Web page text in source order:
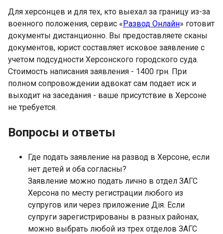
Для херсонцев и для тех, кто выехал за границу из-за
военного положения, сервис «Развод Онлайн» готовит
документы дистанционно. Вы предоставляете сканы
документов, юрист составляет исковое заявление с
учетом подсудности Херсонского городского суда.
Стоимость написания заявления - 1400 грн. При
полном сопровождении адвокат сам подает иск и
выходит на заседания - ваше присутствие в Херсоне
не требуется.
Вопросы и ответы
Где подать заявление на развод в Херсоне, если
нет детей и оба согласны?
Заявление можно подать лично в отдел ЗАГС
Херсона по месту регистрации любого из
супругов или через приложение Дія. Если
супруги зарегистрированы в разных районах,
можно выбрать любой из трех отделов ЗАГС